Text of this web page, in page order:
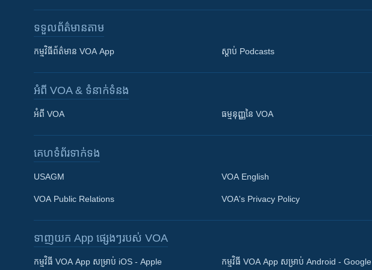
Khmer English
ទទួល​ព័ត៌មាន​តាម
កម្មវិធី​ព័ត៌មាន VOA App ស្តាប់ Podcasts
អំពី​ VOA & ទំនាក់ទំនង
អំពី​ VOA ធម្មនុញ្ញ​នៃ VOA
គេហទំព័រ​​ទាក់ទង
USAGM
VOA Public Relations
VOA English
VOA's Privacy Policy
ទាញយក​ App ផ្សេងៗ​របស់​ VOA
កម្មវិធី​ VOA App សម្រាប់ iOS - Apple កម្មវិធី​ VOA App សម្រាប់ Android - Google